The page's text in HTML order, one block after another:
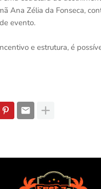
Ana Zélia da Fonseca,
evento.
e estrutura, é